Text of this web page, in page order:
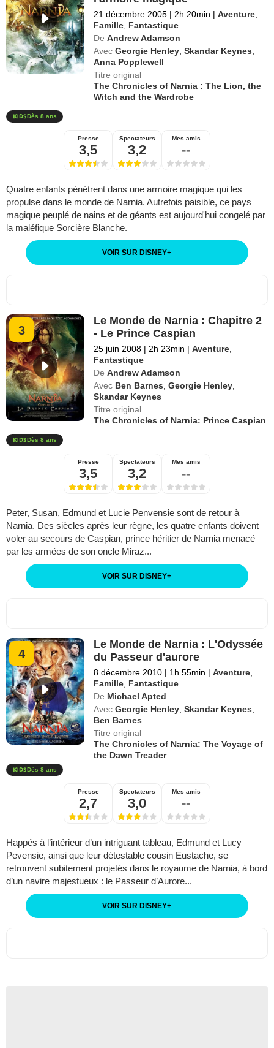
21 décembre 2005 | 2h 20min | Aventure
Famille Fantastique
De Andrew Adamson
Avec Georgie Henley ,Skandar Keynes
Anna Popplewell
Titre original
The Chronicles of Narnia : The Lion, the
Witch and the Wardrobe
Dès 8 ans
Presse
3,5
Spectateurs
3,2
Mes amis
--
Quatre enfants pénétrent dans une armoire magique qui les
propulse dans le monde de Narnia. Autrefois paisible, ce pays
magique peuplé de nains et de géants est aujourd'hui congelé par
la maléfique Sorcière Blanche.
VOIR SUR DISNEY+
3
Le Monde de Narnia : Chapitre 2
- Le Prince Caspian
25 juin 2008 | 2h 23min | Aventure
Fantastique
De Andrew Adamson
Avec Ben Barnes ,Georgie Henley
Skandar Keynes
Titre original
The Chronicles of Narnia: Prince Caspian
Dès 8 ans
Presse
3,5
Spectateurs
3,2
Mes amis
--
Peter, Susan, Edmund et Lucie Penvensie sont de retour à
Narnia. Des siècles après leur règne, les quatre enfants doivent
voler au secours de Caspian, prince héritier de Narnia menacé
par les armées de son oncle Miraz...
VOIR SUR DISNEY+
4
Le Monde de Narnia : L'Odyssée
du Passeur d'aurore
8 décembre 2010 | 1h 55min | Aventure
Famille Fantastique
De Michael Apted
Avec Georgie Henley ,Skandar Keynes
Ben Barnes
Titre original
The Chronicles of Narnia: The Voyage of
the Dawn Treader
Dès 8 ans
Presse
2,7
Spectateurs
3,0
Mes amis
--
Happés à l’intérieur d’un intriguant tableau, Edmund et Lucy
Pevensie, ainsi que leur détestable cousin Eustache, se
retrouvent subitement projetés dans le royaume de Narnia, à bord
d’un navire majestueux : le Passeur d’Aurore...
VOIR SUR DISNEY+